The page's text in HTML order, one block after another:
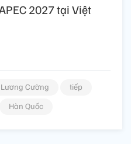
2027 tại Việt
Cường
tiếp
Hàn Quốc